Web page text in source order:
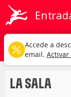
la sala
Cualquier tipo
LA SALA
Accede a
email. Activar